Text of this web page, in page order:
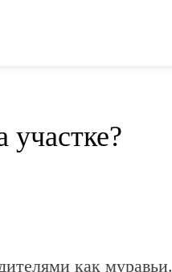
участке?
как муравьи.